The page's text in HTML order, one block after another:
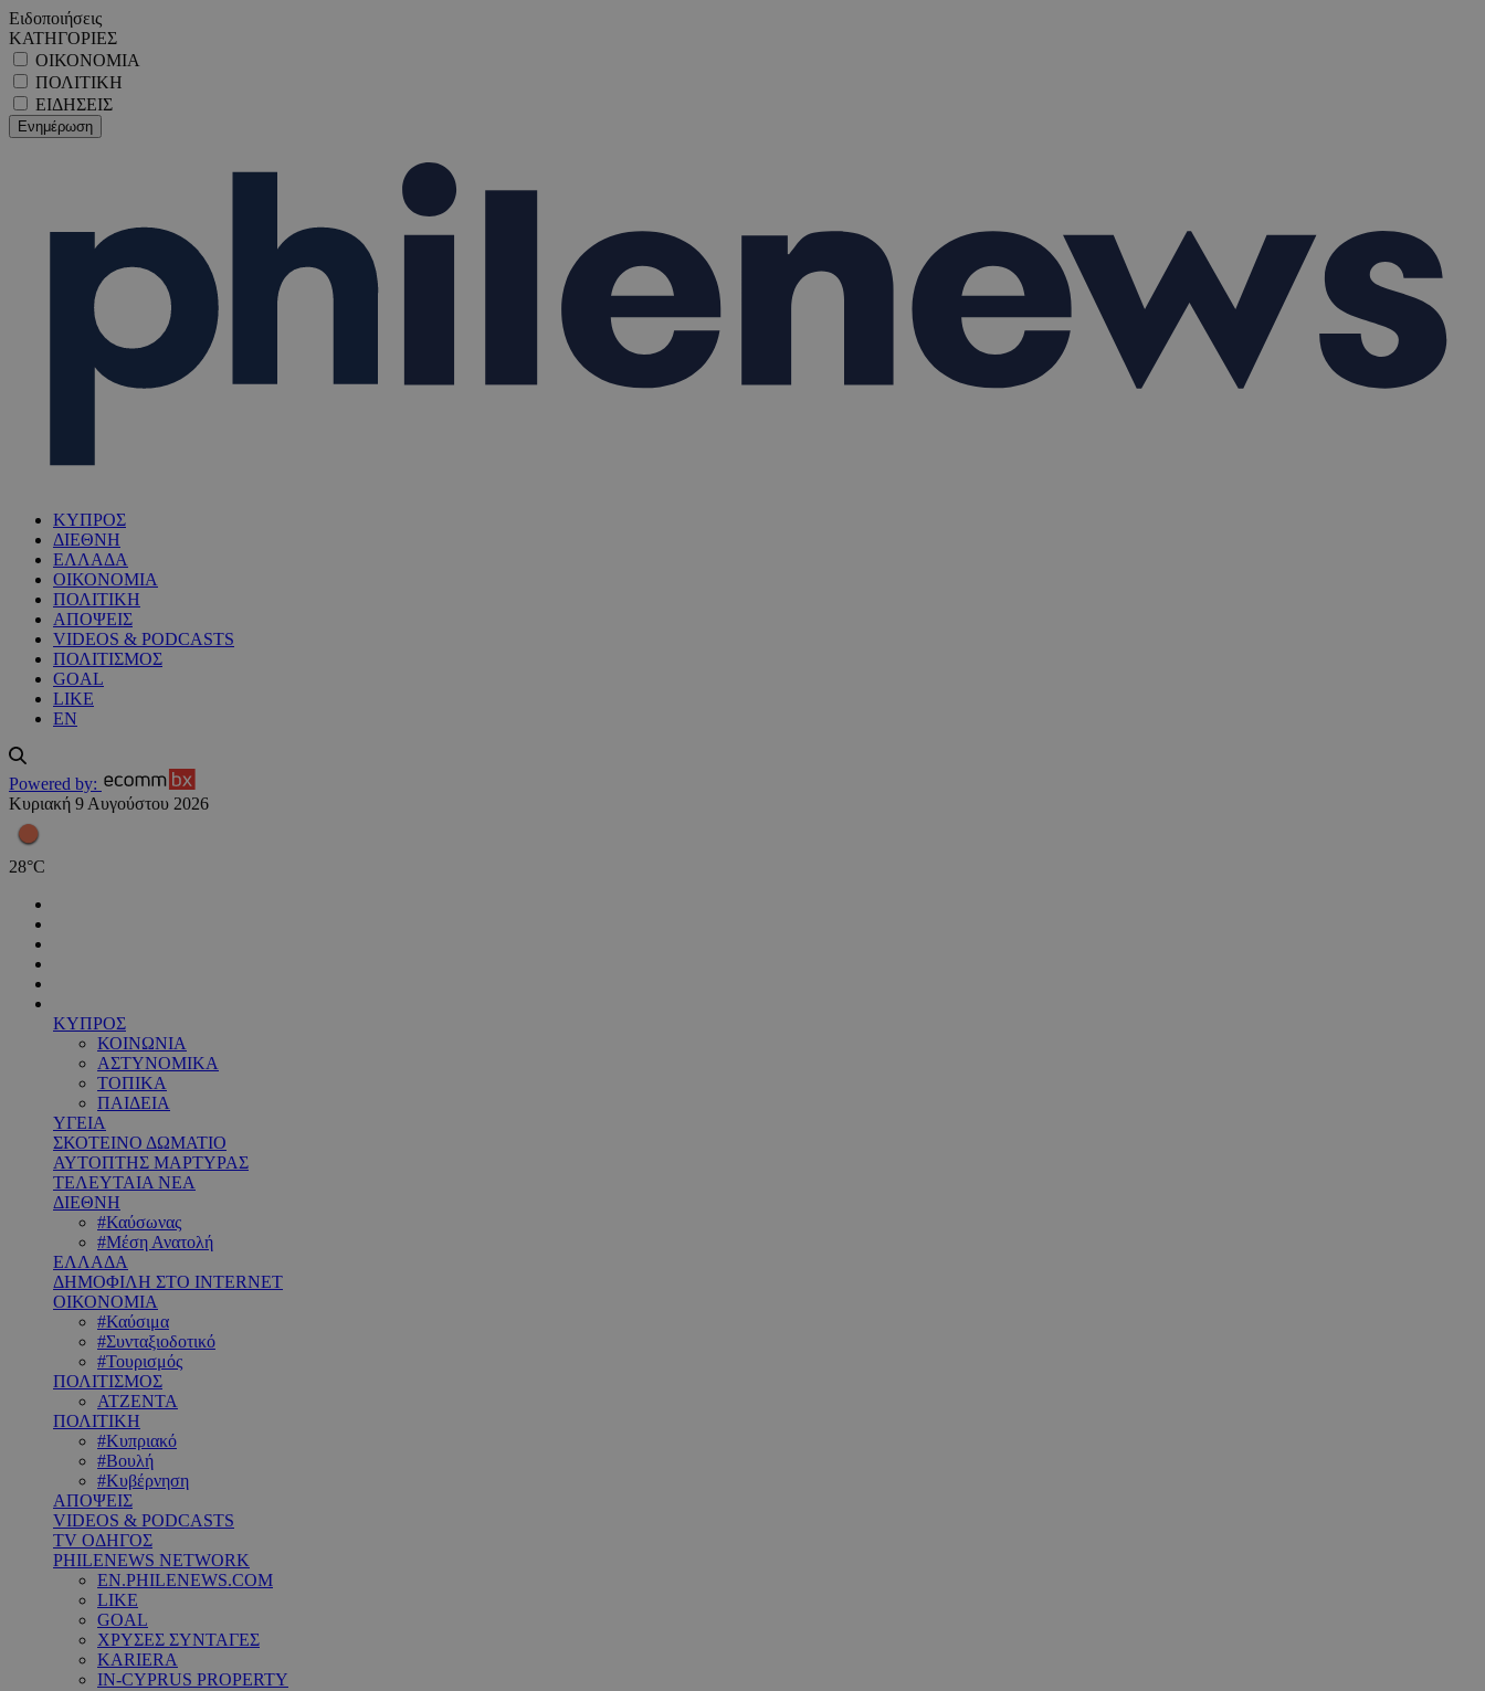
Ειδοποιήσεις
ΚΑΤΗΓΟΡΙΕΣ
ΟΙΚΟΝΟΜΙΑ
ΠΟΛΙΤΙΚΗ
ΕΙΔΗΣΕΙΣ
ΚΥΠΡΟΣ
ΔΙΕΘΝΗ
ΕΛΛΑΔΑ
ΟΙΚΟΝΟΜΙΑ
ΠΟΛΙΤΙΚΗ
ΑΠΟΨΕΙΣ
VIDEOS & PODCASTS
ΠΟΛΙΤΙΣΜΟΣ
GOAL
LIKE
EN
Powered by:
Κυριακή 9 Αυγούστου 2026
28°C
ΚΥΠΡΟΣ
ΚΟΙΝΩΝΙΑ
ΑΣΤΥΝΟΜΙΚΑ
ΤΟΠΙΚΑ
ΠΑΙΔΕΙΑ
ΥΓΕΙΑ
ΣΚΟΤΕΙΝΟ ΔΩΜΑΤΙΟ
ΑΥΤΟΠΤΗΣ ΜΑΡΤΥΡΑΣ
ΤΕΛΕΥΤΑΙΑ ΝΕΑ
ΔΙΕΘΝΗ
#Καύσωνας
#Μέση Ανατολή
ΕΛΛΑΔΑ
ΔΗΜΟΦΙΛΗ ΣΤΟ INTERNET
ΟΙΚΟΝΟΜΙΑ
#Καύσιμα
#Συνταξιοδοτικό
#Τουρισμός
ΠΟΛΙΤΙΣΜΟΣ
ΑΤΖΕΝΤΑ
ΠΟΛΙΤΙΚΗ
#Κυπριακό
#Βουλή
#Κυβέρνηση
ΑΠΟΨΕΙΣ
VIDEOS & PODCASTS
TV ΟΔΗΓΟΣ
PHILENEWS NETWORK
EN.PHILENEWS.COM
LIKE
GOAL
ΧΡΥΣΕΣ ΣΥΝΤΑΓΕΣ
KARIERA
IN-CYPRUS PROPERTY